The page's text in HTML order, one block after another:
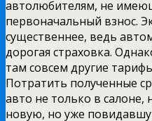
автолюбителям, не
первоначальный взнос.
существеннее, ведь
дорогая страховка.
там совсем другие
Потратить полученные
авто не только в салоне,
новую, но уже